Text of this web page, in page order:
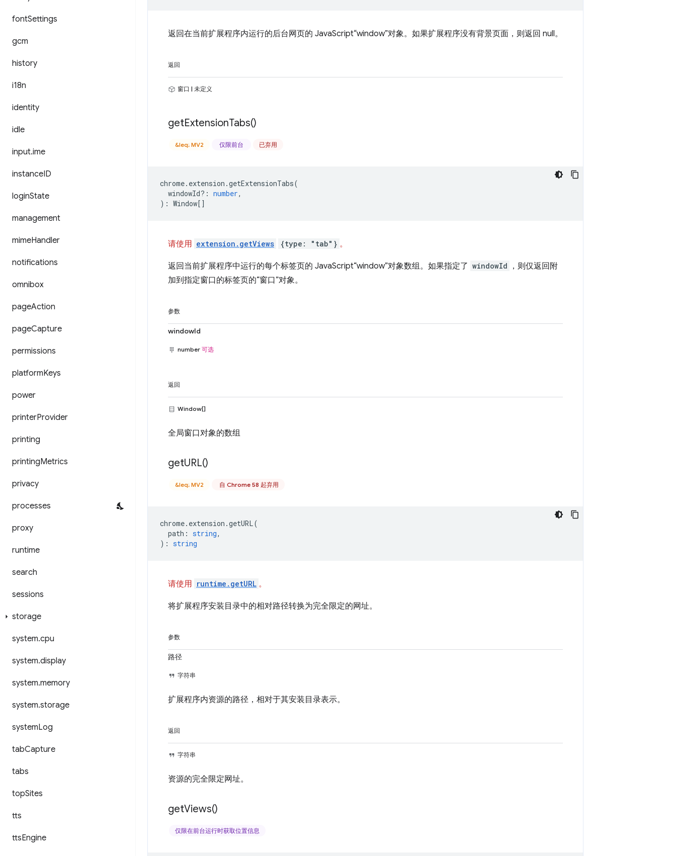
fontSettings
gcm
history
i18n
identity
idle
input.ime
instanceID
loginState
management
mimeHandler
notifications
omnibox
pageAction
pageCapture
permissions
platformKeys
power
printerProvider
printing
printingMetrics
privacy
processes
proxy
runtime
search
sessions
storage
system.cpu
system.display
system.memory
system.storage
systemLog
tabCapture
tabs
topSites
tts
ttsEngine
返回在当前扩展程序内运行的后台网页的 JavaScript“window”对象。如果扩展程序没有背景页面，则返回 null。
返回
窗口 | 未定义
getExtensionTabs()
&leq; MV2 仅限前台 已弃用
chrome. extension .getExtensionTabs(
windowId? : number,
) : Window[]
请使用 extension.getViews {type: "tab"} 。
返回当前扩展程序中运行的每个标签页的 JavaScript“window”对象数组。如果指定了 windowId
，则仅返回附
加到指定窗口的标签页的“窗口”对象。
参数
windowId
number 可选
返回
Window[]
全局窗口对象的数组
getURL()
&leq; MV2 自 Chrome 58 起弃用
chrome. extension .getURL(
path : string,
) : string
请使用 runtime.getURL 。
将扩展程序安装目录中的相对路径转换为完全限定的网址。
参数
路径
字符串
扩展程序内资源的路径，相对于其安装目录表示。
返回
字符串
资源的完全限定网址。
getViews()
仅限在前台运行时获取位置信息